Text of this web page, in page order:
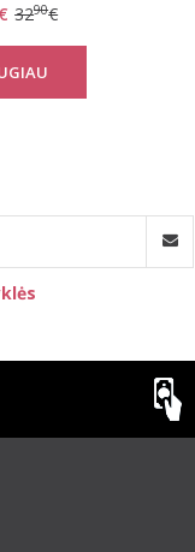
Satin Skirt
€ 3290€